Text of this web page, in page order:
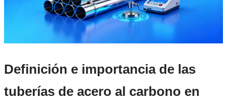
Definición e importancia de las
tuberías de acero al carbono en